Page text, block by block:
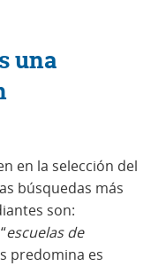
una
en la selección del
búsquedas más
son:
escuelas de
predomina es